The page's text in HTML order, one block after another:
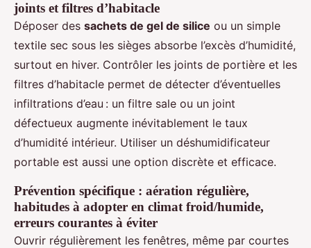
joints et filtres d’habitacle
Déposer des sachets de gel de silice ou un simple
textile sec sous les sièges absorbe l’excès d’humidité,
surtout en hiver. Contrôler les joints de portière et les
filtres d’habitacle permet de détecter d’éventuelles
infiltrations d’eau : un filtre sale ou un joint
défectueux augmente inévitablement le taux
d’humidité intérieur. Utiliser un déshumidificateur
portable est aussi une option discrète et efficace.
Prévention spécifique : aération régulière,
habitudes à adopter en climat froid/humide,
erreurs courantes à éviter
Ouvrir régulièrement les fenêtres, même par courtes